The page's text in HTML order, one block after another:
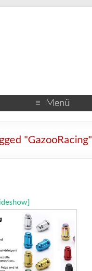
Menü
"GazooRacing"